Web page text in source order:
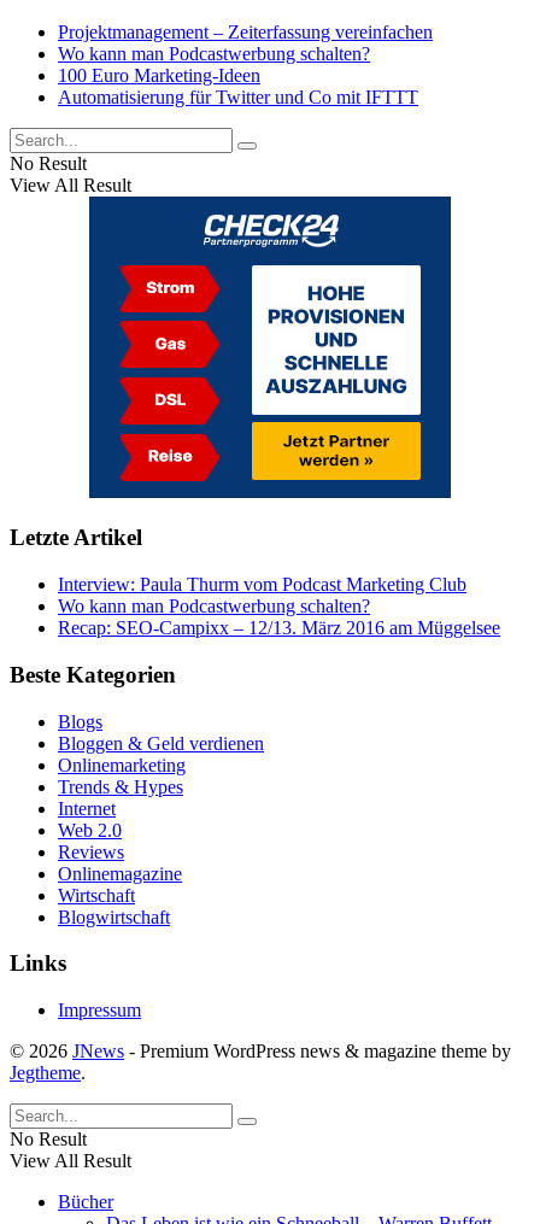
Projektmanagement – Zeiterfassung vereinfachen
Wo kann man Podcastwerbung schalten?
100 Euro Marketing-Ideen
Automatisierung für Twitter und Co mit IFTTT
No Result
View All Result
Letzte Artikel
Interview: Paula Thurm vom Podcast Marketing Club
Wo kann man Podcastwerbung schalten?
Recap: SEO-Campixx – 12/13. März 2016 am Müggelsee
Beste Kategorien
Blogs
Bloggen & Geld verdienen
Onlinemarketing
Trends & Hypes
Internet
Web 2.0
Reviews
Onlinemagazine
Wirtschaft
Blogwirtschaft
Links
Impressum
© 2026 JNews - Premium WordPress news & magazine theme by
Jegtheme.
No Result
View All Result
Bücher